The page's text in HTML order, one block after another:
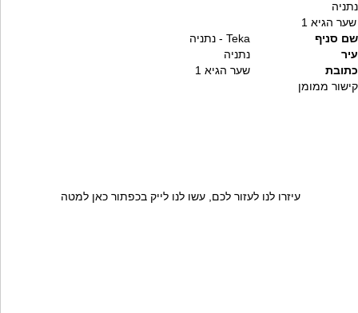
נתניה
שער הגיא 1
שם סניף
Teka - נתניה
עיר
נתניה
כתובת
שער הגיא 1
קישור ממומן
עיזרו לנו לעזור לכם, עשו לנו לייק בכפתור כאן למטה